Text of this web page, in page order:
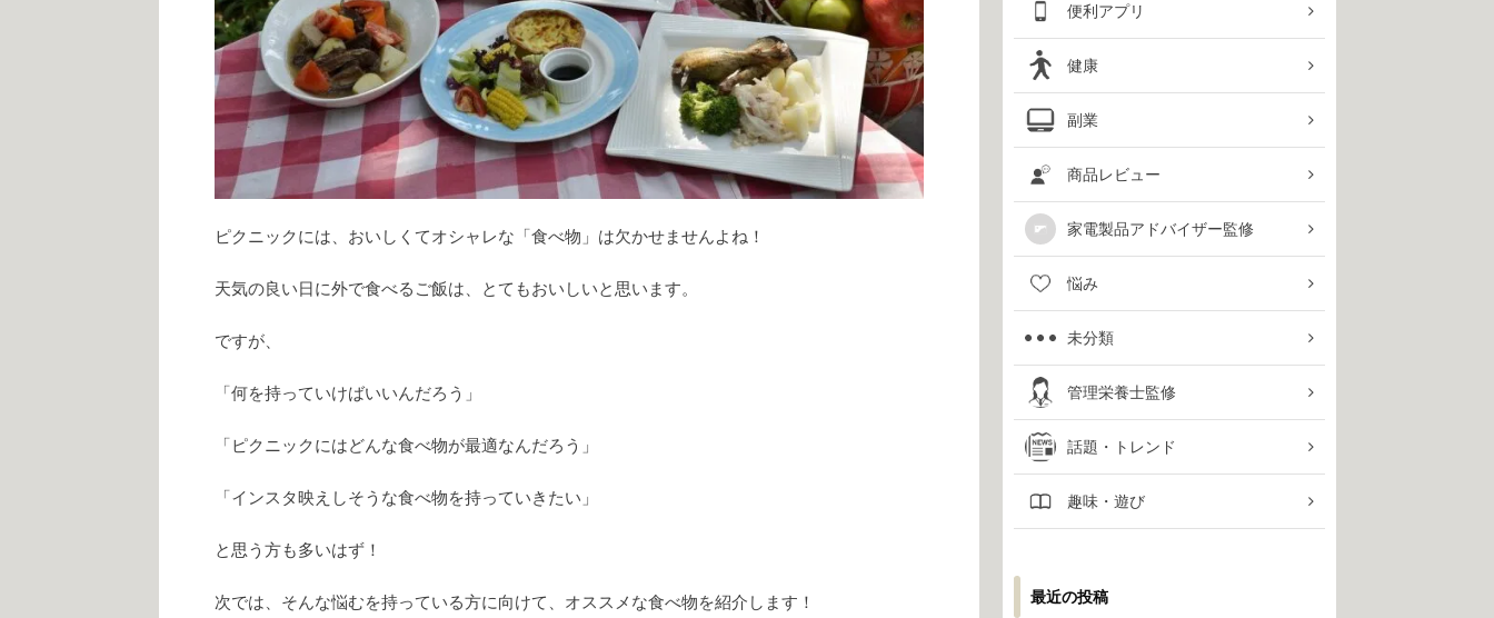
ピクニックには、おいしくてオシャレな「食べ物」は欠かせませんよね！
天気の良い日に外で食べるご飯は、とてもおいしいと思います。
ですが、
「何を持っていけばいいんだろう」
「ピクニックにはどんな食べ物が最適なんだろう」
「インスタ映えしそうな食べ物を持っていきたい」
と思う方も多いはず！
次では、そんな悩むを持っている方に向けて、オススメな食べ物を紹介します！
便利アプリ
健康
副業
商品レビュー
家電製品アドバイザー監修
悩み
未分類
管理栄養士監修
話題・トレンド
趣味・遊び
最近の投稿